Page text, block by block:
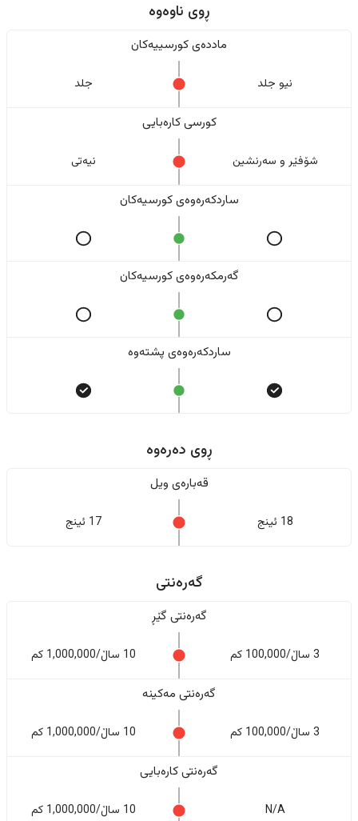
ڕوی ناوەوە
ماددەی کورسییەکان
نیو جلد جلد
کورسی کارەبایی
شۆفێر و سەرنشین نیەتی
ساردکەرەوەی کورسیەکان
گەرمکەرەوەی کورسیەکان
ساردکەرەوەی پشتەوە
ڕوی دەرەوە
قەبارەی ویل
18 ئینج 17 ئینج
گەرەنتی
گەرەنتی گێڕ
3 ساڵ/100,000 کم 10 ساڵ/1,000,000 کم
گەرەنتی مەکینە
3 ساڵ/100,000 کم 10 ساڵ/1,000,000 کم
گەرەنتی کارەبایی
N/A 10 ساڵ/1,000,000 کم